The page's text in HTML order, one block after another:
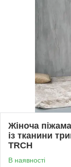
Жіноча
із тканини
TRCH
В наявності